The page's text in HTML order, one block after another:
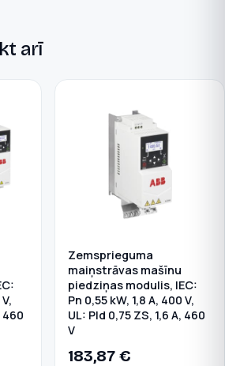
arī
460
Zemsprieguma
maiņstrāvas mašīnu
piedziņas modulis, IEC:
Pn 0,55 kW, 1,8 A, 400 V,
UL: Pld 0,75 ZS, 1,6 A, 460
V
183,87 €